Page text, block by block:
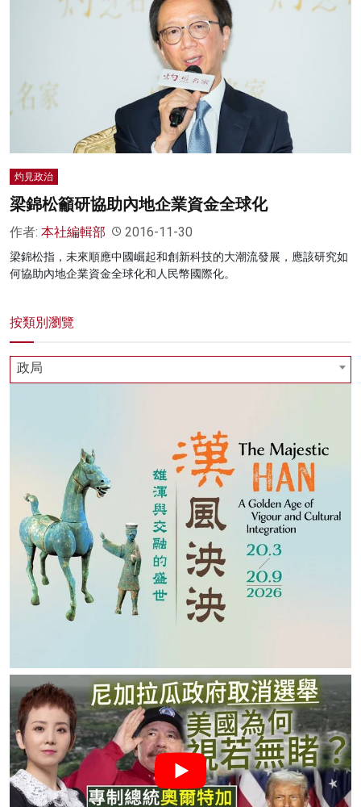
灼見政治
梁錦松籲研協助內地企業資金全球化
作者: 本社編輯部 2016-11-30
梁錦松指，未來順應中國崛起和創新科技的大潮流發展，應該研究如
何協助內地企業資金全球化和人民幣國際化。
按類別瀏覽
政局